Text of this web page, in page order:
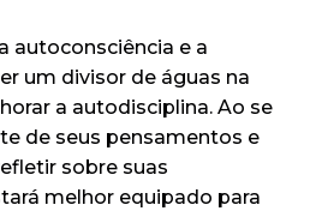
autoconsciência e a
um divisor de águas na
a autodisciplina. Ao se
de seus pensamentos e
sobre suas
melhor equipado para